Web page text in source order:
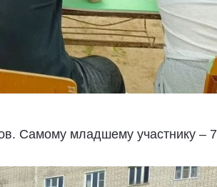
Самому младшему участнику – 7